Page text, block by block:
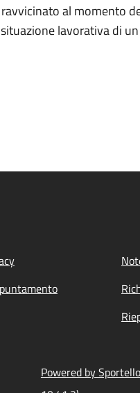
al momento
lavorativa di
Powered by